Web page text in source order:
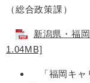
（総合政策課）
新潟県・福
1.04MB]
「福岡キャ